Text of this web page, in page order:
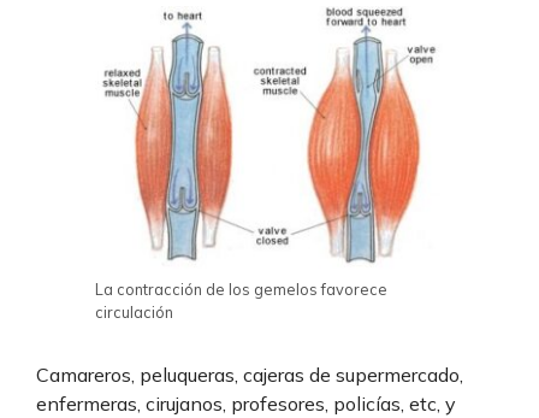
La contracción de los gemelos favorece
circulación
Camareros, peluqueras, cajeras de supermercado,
enfermeras, cirujanos, profesores, policías, etc, y